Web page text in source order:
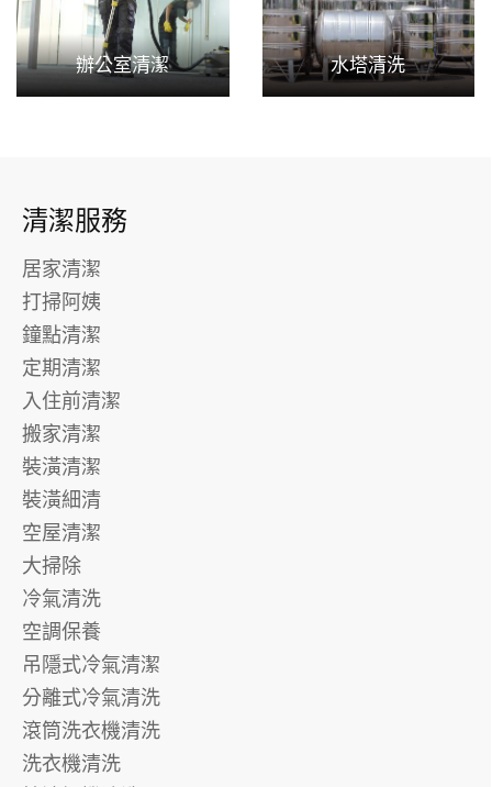
辦公室清潔 水塔清洗
清潔服務
居家清潔
打掃阿姨
鐘點清潔
定期清潔
入住前清潔
搬家清潔
裝潢清潔
裝潢細清
空屋清潔
大掃除
冷氣清洗
空調保養
吊隱式冷氣清潔
分離式冷氣清洗
滾筒洗衣機清洗
洗衣機清洗